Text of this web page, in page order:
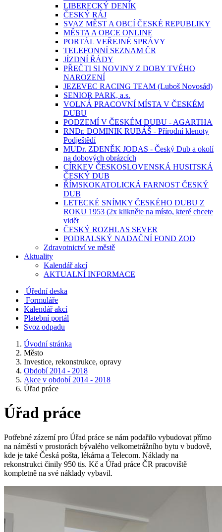
LIBERECKÝ DENÍK
ČESKÝ RÁJ
SVAZ MĚST A OBCÍ ČESKÉ REPUBLIKY
MĚSTA A OBCE ONLINE
PORTÁL VEŘEJNÉ SPRÁVY
TELEFONNÍ SEZNAM ČR
JÍZDNÍ ŘÁDY
PŘEČTI SI NOVINY Z DOBY TVÉHO
NAROZENÍ
JEZEVEC RACING TEAM (Luboš Novosád)
SENIOR PARK, a.s.
VOLNÁ PRACOVNÍ MÍSTA V ČESKÉM
DUBU
PODZEMÍ V ČESKÉM DUBU - AGARTHA
RNDr. DOMINIK RUBÁŠ - Přírodní klenoty
Podještědí
MUDr. ZDENĚK JODAS - Český Dub a okolí
na dobových obrázcích
CÍRKEV ČESKOSLOVENSKÁ HUSITSKÁ
ČESKÝ DUB
ŘÍMSKOKATOLICKÁ FARNOST ČESKÝ
DUB
LETECKÉ SNÍMKY ČESKÉHO DUBU Z
ROKU 1953 (2x klikněte na místo, které chcete
vidět
ČESKÝ ROZHLAS SEVER
PODRALSKÝ NADAČNÍ FOND ZOD
Zdravotnictví ve městě
Aktuality
Kalendář akcí
AKTUALNÍ INFORMACE
Úřední deska
Formuláře
Kalendář akcí
Platební portál
Svoz odpadu
Úvodní stránka
Město
Investice, rekonstrukce, opravy
Období 2014 - 2018
Akce v období 2014 - 2018
Úřad práce
Úřad práce
Potřebné zázemí pro Úřad práce se nám podařilo vybudovat přímo
na náměstí v prostorách bývalého velkometrážního bytu v budově,
kde je také Česká pošta, lékárna a Telecom. Náklady na
rekonstrukci činily 950 tis. Kč a Úřad práce ČR pracoviště
kompletně na své náklady vybavil.